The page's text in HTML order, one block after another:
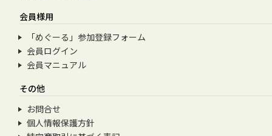
会員様用
「めぐーる」参加登録フォーム
会員ログイン
会員マニュアル
その他
お問合せ
個人情報保護方針